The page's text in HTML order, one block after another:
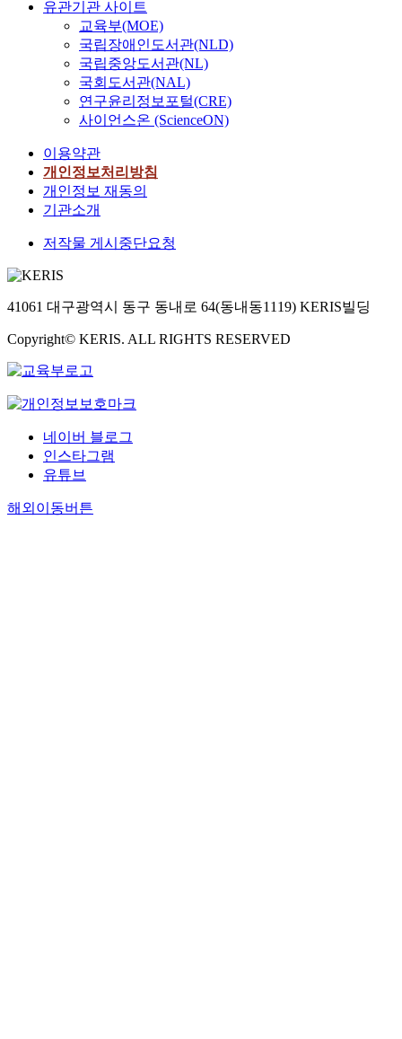
유관기관 사이트
교육부(MOE)
국립장애인도서관(NLD)
국립중앙도서관(NL)
국회도서관(NAL)
연구윤리정보포털(CRE)
사이언스온 (ScienceON)
이용약관
개인정보처리방침
개인정보 재동의
기관소개
저작물 게시중단요청
41061 대구광역시 동구 동내로 64(동내동1119) KERIS빌딩
Copyright© KERIS. ALL RIGHTS RESERVED
네이버 블로그
인스타그램
유튜브
해외이동버튼